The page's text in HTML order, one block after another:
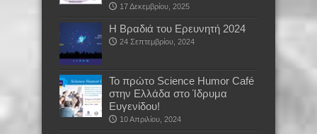
17 Δεκεμβρίου, 2025
Η Βραδιά του Ερευνητή 2024
24 Σεπτεμβρίου, 2024
Το πρώτο Science Humor Café
στην Ελλάδα στο Ίδρυμα
Ευγενίδου!
10 Απριλίου, 2024